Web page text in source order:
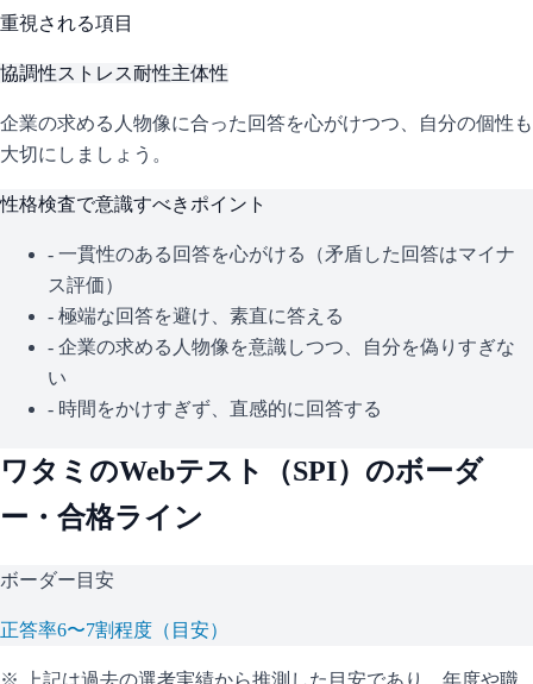
重視される項目
協調性ストレス耐性主体性
企業の求める人物像に合った回答を心がけつつ、自分の個性も
大切にしましょう。
性格検査で意識すべきポイント
- 一貫性のある回答を心がける（矛盾した回答はマイナ
ス評価）
- 極端な回答を避け、素直に答える
- 企業の求める人物像を意識しつつ、自分を偽りすぎな
い
- 時間をかけすぎず、直感的に回答する
ワタミ のWebテスト（SPI）のボーダ
ー・合格ライン
ボーダー目安
正答率6〜7割程度（目安）
※ 上記は過去の選考実績から推測した目安であり、年度や職